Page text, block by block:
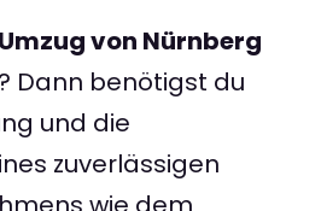
Umzug von Nürnberg
? Dann benötigst du
und die
zuverlässigen